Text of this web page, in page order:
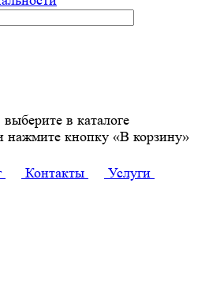
в каталоге
нажмите кнопку «В корзину»
Контакты
Услуги